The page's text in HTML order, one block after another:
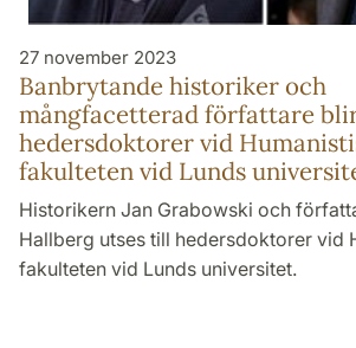
27 november 2023
Banbrytande historiker och
mångfacetterad författare
hedersdoktorer vid
fakulteten vid Lunds
Historikern Jan Grabowski och
Hallberg utses till hedersdoktorer vid
fakulteten vid Lunds universitet.